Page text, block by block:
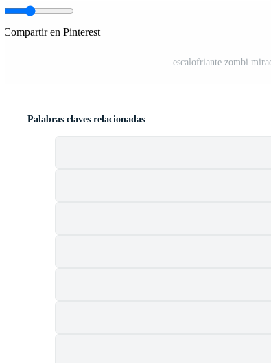
Compartir en Pinterest
escalofriante zombi
Palabras claves relacionadas